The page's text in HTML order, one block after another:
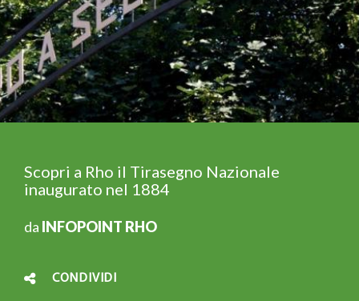
Scopri a Rho il Tirasegno Nazionale
inaugurato nel 1884
da INFOPOINT RHO
CONDIVIDI